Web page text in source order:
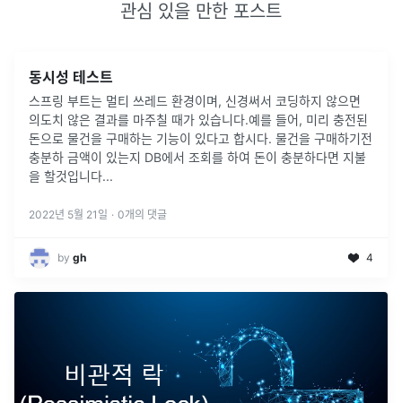
관심 있을 만한 포스트
동시성 테스트
스프링 부트는 멀티 쓰레드 환경이며, 신경써서 코딩하지 않으면
의도치 않은 결과를 마주칠 때가 있습니다.예를 들어, 미리 충전된
돈으로 물건을 구매하는 기능이 있다고 합시다. 물건을 구매하기전
충분하 금액이 있는지 DB에서 조회를 하여 돈이 충분하다면 지불
을 할것입니다...
2022년 5월 21일 · 0개의 댓글
by gh 4